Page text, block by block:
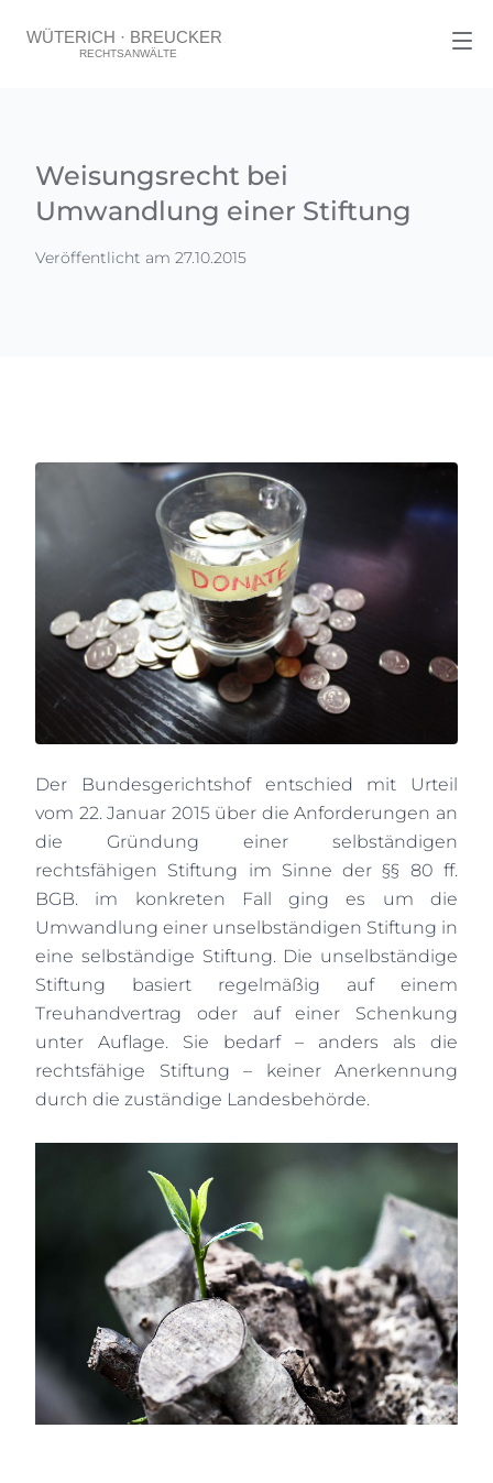
Weisungsrecht bei
Umwandlung einer Stiftung
Veröffentlicht am 27.10.2015
Der Bundesgerichtshof entschied mit Urteil
vom 22. Januar 2015 über die Anforderungen an
die Gründung einer selbständigen
rechtsfähigen Stiftung im Sinne der §§ 80 ff.
BGB. im konkreten Fall ging es um die
Umwandlung einer unselbständigen Stiftung in
eine selbständige Stiftung. Die unselbständige
Stiftung basiert regelmäßig auf einem
Treuhandvertrag oder auf einer Schenkung
unter Auflage. Sie bedarf – anders als die
rechtsfähige Stiftung – keiner Anerkennung
durch die zuständige Landesbehörde.